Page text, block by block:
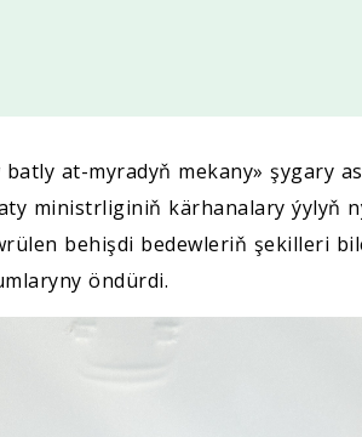
at-myradyň mekany» şygary
ministrliginiň kärhanalary ýylyň
behişdi bedewleriň şekilleri
öndürdi.